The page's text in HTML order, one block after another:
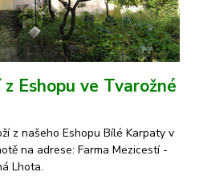
Eshopu ve Tvarožné
z našeho Eshopu Bílé Karpaty v
na adrese: Farma Mezicestí -
Lhota.